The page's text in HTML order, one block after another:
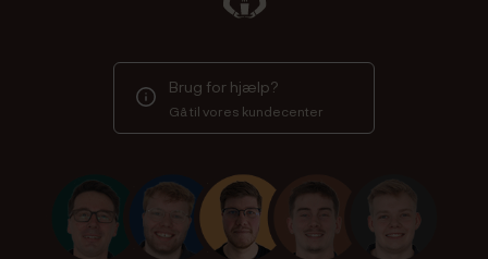
Brug for hjælp?
Gå til vores kundecenter